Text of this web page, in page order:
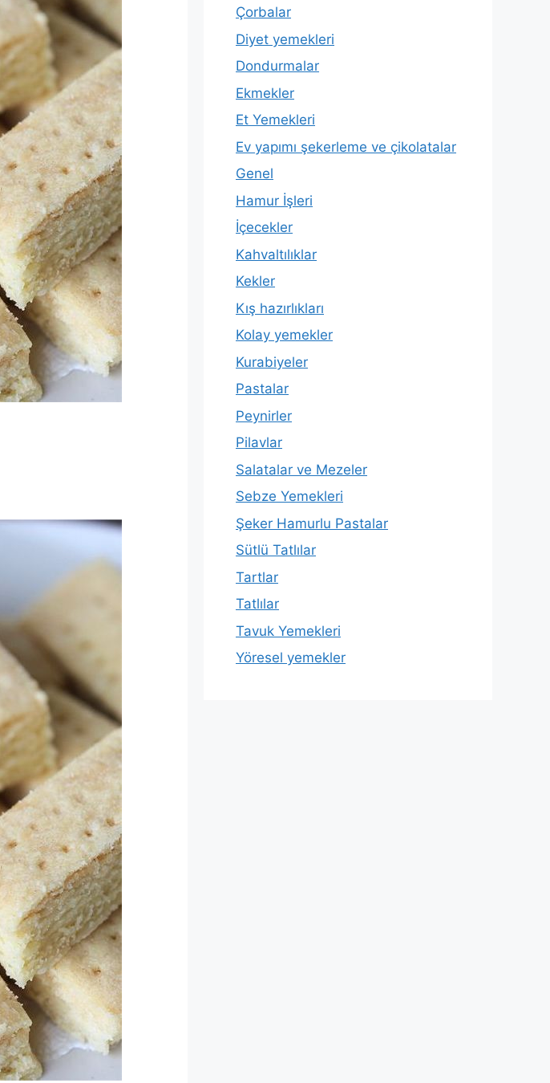
Çorbalar
Diyet yemekleri
Dondurmalar
Ekmekler
Et Yemekleri
Ev yapımı şekerleme ve çikolatalar
Genel
Hamur İşleri
İçecekler
Kahvaltılıklar
Kekler
Kış hazırlıkları
Kolay yemekler
Kurabiyeler
Pastalar
Peynirler
Pilavlar
Salatalar ve Mezeler
Sebze Yemekleri
Şeker Hamurlu Pastalar
Sütlü Tatlılar
Tartlar
Tatlılar
Tavuk Yemekleri
Yöresel yemekler